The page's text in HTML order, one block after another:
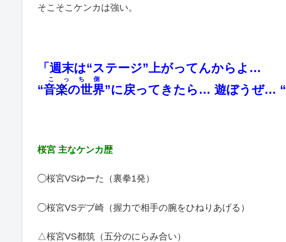
そこそこケンカは強い。
「週末は“ステージ”上がってんからよ…
“音楽の世界
こっち側
”に戻ってきたら… 遊ぼうぜ… “
桜宮 主なケンカ歴
◯桜宮VSゆーた（裏拳1発）
◯桜宮VSデブ崎（握力で相手の腕をひねりあげる）
△桜宮VS都筑（五分のにらみ合い）